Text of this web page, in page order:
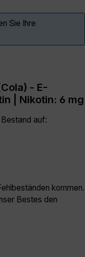
Sie Ihre
- E-
| Nikotin: 6 mg
auf:
kommen.
Bestes den